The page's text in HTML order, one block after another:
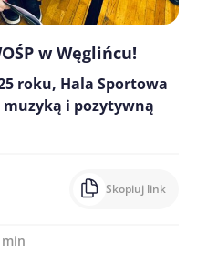
w Węglińcu!
roku, Hala Sportowa
muzyką i pozytywną
Skopiuj link
min